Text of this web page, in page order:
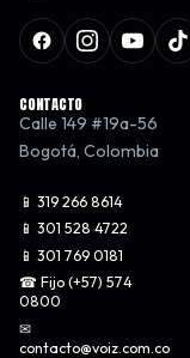
CONTACTO
Calle 149 #19a-56
Bogotá, Colombia
📱 319 266 8614
📱 301 528 4722
📱 301 769 0181
☎ Fijo (+57) 574
0800
✉
contacto@voiz.com.co